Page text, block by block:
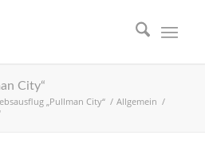
City“
„Pullman City“ / Allgemein /